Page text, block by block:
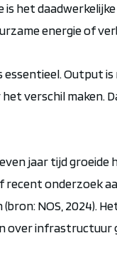
is het
energie of
Output
verschil maken.
jaar tijd groeide
recent onderzoek
NOS, 2024).
over